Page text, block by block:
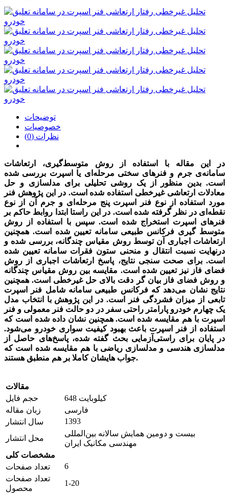
توضیحات
خصوصیات
نظرات (0)
در اين مقاله با استفاده از روش متوسط‌گیری، ارتعاشات
سامانه‌ی جرم و فنرهای سختی مرحله‌ای يا اسپرت بررسی شده
است. بدين منظور از يک روشی تحلیلی برای مدلسازی و حل
معادلات ارتعاشی غیرخطی استفاده شده است. در اين پژوهش فنر
مورد استفاده از نوع فنر اسپرت پنج مرحله‌ای و جرم آن از نوع
نقطه‌ای در نظر گرفته شده است. در اين راستا ابتدا روابط حاکم بر
فنرهای اسپرت استخراج شده است. سپس با استفاده از روش
متوسط گیری فرکانس طبیعی سامانه تعیین شده است. همچنین
ارتعاشات اجباری آن توسط روش مقیاس چندگانه، بررسی شده و
درنهايت نسبت انتقال و منحنی ستون فقرات سامانه تعیین شده
است. برای صحت سنجی نتايج، پاسخ ارتعاشات اجباری از روش
فضای فاز نیز تعیین شده است. مقايسه بین روش مقیاس چندگانه
و روش فضای فاز بیان گر دقت بالای حل غیرخطی است. همچنین
نتايج نشان می‌دهد که فرکانس طبیعی سامانه شامل فنر اسپرت
تابعی از میزان فشردگی فنر است. در اين پژوهش با انتخاب مدل
يک چهارم خودرو پارامتر راحتی سفر در دو حالت فنر معمولی و فنر
اسپرت با هم مقايسه شده است. همچنین نشان داده شده است که
استفاده از فنر اسپرت باعث بهبود کیفیت سواری خودرو می‌شود.
در پايان برای راستی‌آزمايی بحث گفته شده، پاسخ‌های حاصل از
مدلسازی هندسی و مدلسازی رياضی با هم مقايسه شده است که
جواب هايشان کاملا بر هم منطبق هستند.
مقالات
حجم فایل
648 کیلوبایت
زبان مقاله
فارسی
سال انتشار
1393
محل انتشار
بیست و دومین همايش سالانه بین‌المللی
مهندسی مکانیک ايران
مشخصات کلی
تعداد صفحات
6
تعداد صفحات
محصول
1-20